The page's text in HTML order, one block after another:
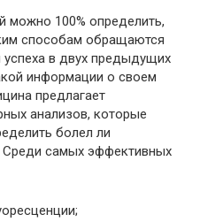
можно 100% определить,
способам обращаются
в двух предыдущих
информации о своем
предлагает
анализов, которые
болел ли
Среди самых эффективных